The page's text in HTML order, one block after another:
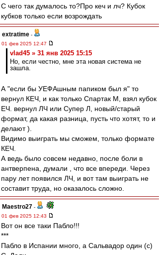
С чего так думалось то?Про кеч и лч? Кубок
кубков только если возрождать
extratime -
01 фев 2025 12:47
vlad45 » 31 янв 2025 15:15
Но, если честно, мне эта новая система не
зашла.
А "если бы УЕФАшным папиком был я" то
вернул КЕЧ, и как только Спартак М, взял кубок
ЕЧ. вернул ЛЧ или Супер Л, новый/старый
формат, да какая разница, пусть что хотят, то и
делают ).
Видимо выиграть мы сможем, только формате
КЕЧ.
А ведь было совсем недавно, после боли в
антверпена, думали , что все впереди. Через
пару лет появился ЛЧ, и вот там выиграть не
составит труда, но оказалось сложно.
Maestro27 -
01 фев 2025 12:43
Вот он все таки Пабло!!!
***
Пабло в Испании много, а Сальвадор один (с)